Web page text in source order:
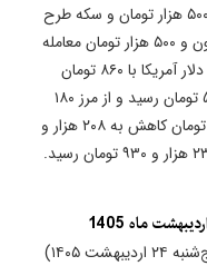
میلیون و ۵۰۰ هزار تومانی به ۱۹۱ میلیون و ۵۰۰ هزار تومان و سکه طرح
قدیم با ۳ میلیون تومان ریزش به ۱۸۶ میلیون و ۵۰۰ هزار تومان معامله
شد. در بازار ارز نیز قیمت‌ها کاهشی شدند. دلار آمریکا با ۸۶۰ تومان
کاهش نسبت به روز قبل به ۱۷۹ هزار و ۵۵۰ تومان رسید و از مرز ۱۸۰
هزار تومانی عقب نشست. یورو نیز با ۷۵۰ تومان کاهش به ۲۰۸ هزار و
بازار ارز و طلا در آخرین روز کاری هفته (پنج‌شنبه ۲۴ اردیبهشت ۱۴۰۵)